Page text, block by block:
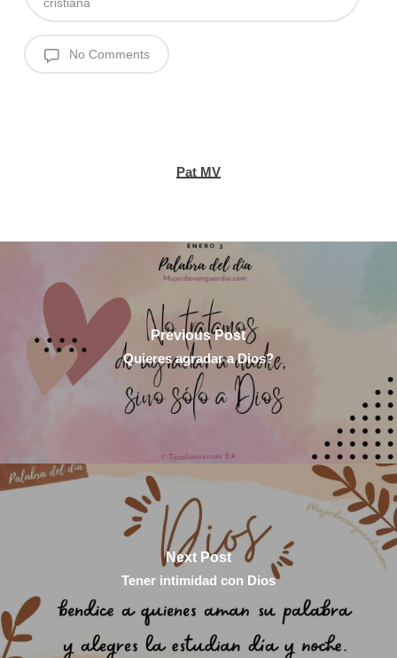
No Comments
Pat MV
Previous Post
Quieres agradar a Dios?
Next Post
Tener intimidad con Dios